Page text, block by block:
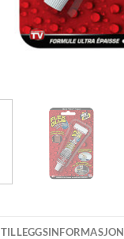
TILLEGGSINFORMASJON